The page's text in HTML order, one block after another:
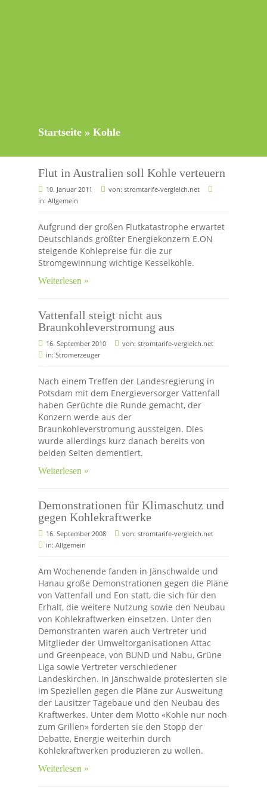
Startseite » Kohle
Flut in Australien soll Kohle verteuern
10. Januar 2011 von: stromtarife-vergleich.net
in: Allgemein
Aufgrund der großen Flutkatastrophe erwartet
Deutschlands größter Energiekonzern E.ON
steigende Kohlepreise für die zur
Stromgewinnung wichtige Kesselkohle.
Weiterlesen »
Vattenfall steigt nicht aus
Braunkohleverstromung aus
16. September 2010 von: stromtarife-vergleich.net
in: Stromerzeuger
Nach einem Treffen der Landesregierung in
Potsdam mit dem Energieversorger Vattenfall
haben Gerüchte die Runde gemacht, der
Konzern werde aus der
Braunkohleverstromung aussteigen. Dies
wurde allerdings kurz danach bereits von
beiden Seiten dementiert.
Weiterlesen »
Demonstrationen für Klimaschutz und
gegen Kohlekraftwerke
16. September 2008 von: stromtarife-vergleich.net
in: Allgemein
Am Wochenende fanden in Jänschwalde und
Hanau große Demonstrationen gegen die Pläne
von Vattenfall und Eon statt, die sich für den
Erhalt, die weitere Nutzung sowie den Neubau
von Kohlekraftwerken einsetzen. Unter den
Demonstranten waren auch Vertreter und
Mitglieder der Umweltorganisationen Attac
und Greenpeace, von BUND und Nabu, Grüne
Liga sowie Vertreter verschiedener
Landeskirchen. In Jänschwalde protesierten sie
im Speziellen gegen die Pläne zur Ausweitung
der Lausitzer Tagebaue und den Neubau des
Kraftwerkes. Unter dem Motto «Kohle nur noch
zum Grillen» forderten sie den Stopp der
Debatte, Energie weiterhin durch
Kohlekraftwerken produzieren zu wollen.
Weiterlesen »